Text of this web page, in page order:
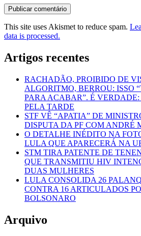
This site uses Akismet to reduce spam.
data is processed.
Artigos recentes
RACHADÃO, PROIBIDO DE
ALGORITMO, BERROU: ISSO
PARA ACABAR”. É VERDADE:
PELA TARDE
STF VÊ “APATIA” DE
DISPUTA DA PF COM ANDRÉ
O DETALHE INÉDITO NA
LULA QUE APARECERÁ NA
STM TIRA PATENTE DE
QUE TRANSMITIU HIV
DUAS MULHERES
LULA CONSOLIDA 26
CONTRA 16 ARTICULADOS
BOLSONARO
Arquivo